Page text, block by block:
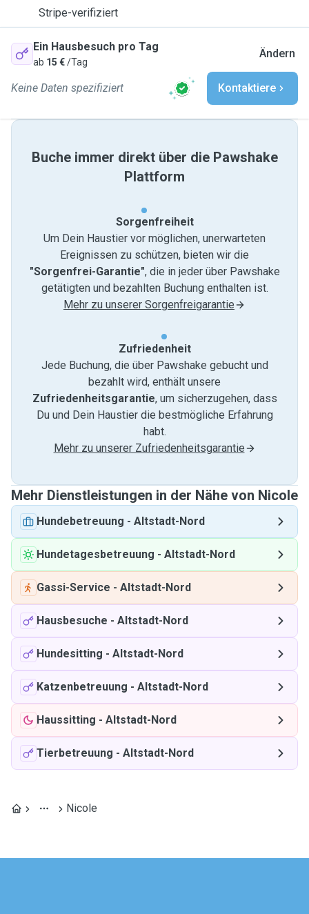
Stripe-verifiziert
Ein Hausbesuch pro Tag
ab 15 €/Tag
Ändern
Keine Daten spezifiziert Kontaktiere
Buche immer direkt über die Pawshake
Plattform
Sorgenfreiheit
Um Dein Haustier vor möglichen, unerwarteten
Ereignissen zu schützen, bieten wir die
"Sorgenfrei-Garantie", die in jeder über Pawshake
getätigten und bezahlten Buchung enthalten ist.
Mehr zu unserer Sorgenfreigarantie
Zufriedenheit
Jede Buchung, die über Pawshake gebucht und
bezahlt wird, enthält unsere
Zufriedenheitsgarantie, um sicherzugehen, dass
Du und Dein Haustier die bestmögliche Erfahrung
habt.
Mehr zu unserer Zufriedenheitsgarantie
Mehr Dienstleistungen in der Nähe von Nicole
Hundebetreuung - Altstadt-Nord
Hundetagesbetreuung - Altstadt-Nord
Gassi-Service - Altstadt-Nord
Hausbesuche - Altstadt-Nord
Hundesitting - Altstadt-Nord
Katzenbetreuung - Altstadt-Nord
Haussitting - Altstadt-Nord
Tierbetreuung - Altstadt-Nord
Nicole